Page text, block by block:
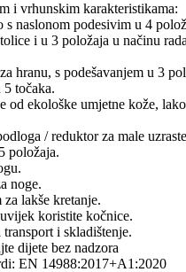
i vrhunskim karakteristikama:
s naslonom podesivim u 4
i u 3 položaja u načinu
hranu, s podešavanjem u 3
točaka.
od ekološke umjetne kože,
/ reduktor za male
položaja.
noge.
lakše kretanje.
koristite kočnice.
i skladištenje.
dijete bez nadzora
EN 14988:2017+A1:2020